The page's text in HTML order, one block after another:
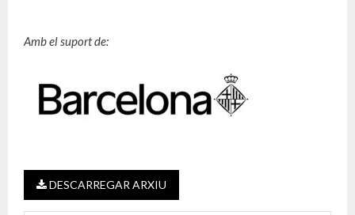
Amb el suport de:
DESCARREGAR ARXIU